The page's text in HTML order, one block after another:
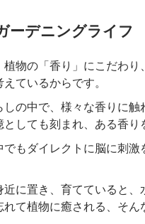
ーデニングライフ
植物の「香り」にこだわ
ているからです。
の中で、様々な香りに
しても刻まれ、ある香り
もダイレクトに脳に刺
近に置き、育てていると
て植物に癒される、そん